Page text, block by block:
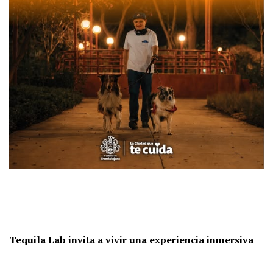
Tequila Lab invita a vivir una experiencia inmersiva